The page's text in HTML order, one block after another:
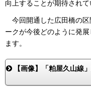
向上することが期待されて
今回開通した広田橋の区
ークが今後どのように発
ます。
【画像】「粕屋久山線